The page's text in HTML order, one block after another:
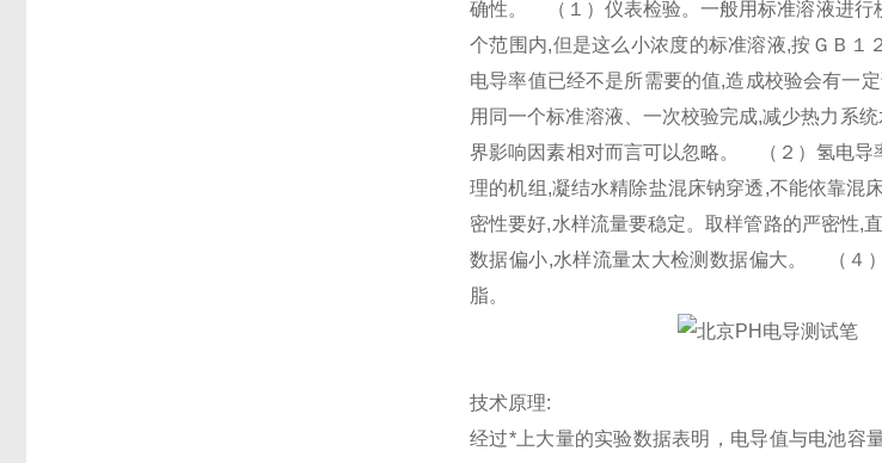
确性。 （１）仪表检验。一般用标准溶液进行
个范围内,但是这么小浓度的标准溶液,按ＧＢ
电导率值已经不是所需要的值,造成校验会有一
用同一个标准溶液、一次校验完成,减少热力系
界影响因素相对而言可以忽略。 （２）氢电导
理的机组,凝结水精除盐混床钠穿透,不能依靠
密性要好,水样流量要稳定。取样管路的严密性,
数据偏小,水样流量太大检测数据偏大。 （４
脂。
技术原理:
经过*上大量的实验数据表明，电导值与电池容